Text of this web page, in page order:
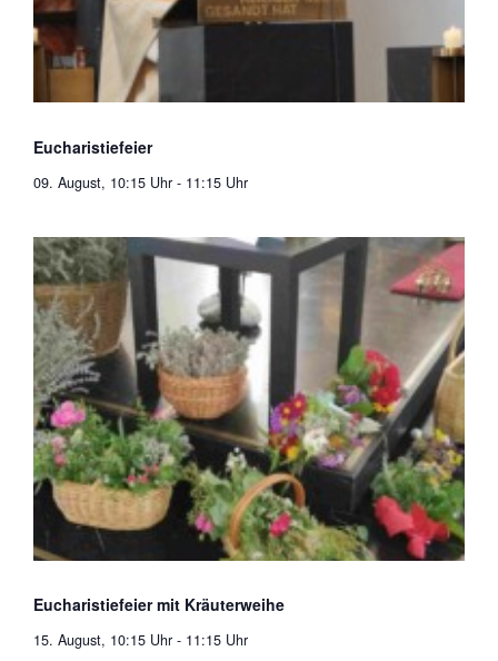
Eucharistiefeier
09. August, 10:15 Uhr - 11:15 Uhr
Eucharistiefeier mit Kräuterweihe
15. August, 10:15 Uhr - 11:15 Uhr